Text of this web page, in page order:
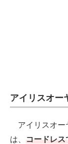
アイリスオー
アイリスオー
は、 コードレス